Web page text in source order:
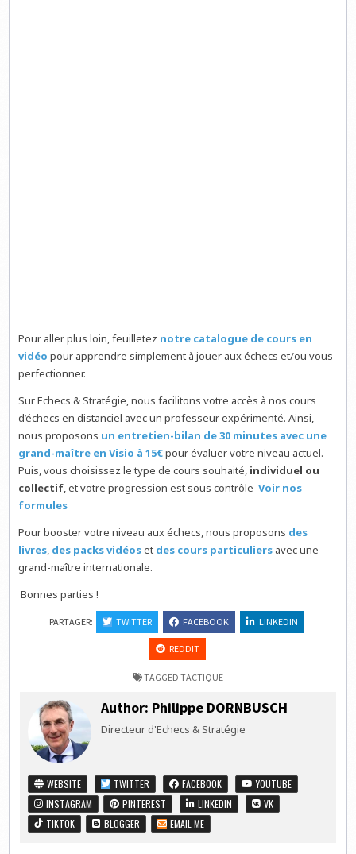
Pour aller plus loin, feuilletez notre catalogue de cours en
vidéo pour apprendre simplement à jouer aux échecs et/ou vous
perfectionner.
Sur Echecs & Stratégie, nous facilitons votre accès à nos cours
d’échecs en distanciel avec un professeur expérimenté. Ainsi,
nous proposons un entretien-bilan de 30 minutes avec une
grand-maître en Visio à 15€pour évaluer votre niveau actuel.
Puis, vous choisissez le type de cours souhaité, individuel ou
collectif, et votre progression est sous contrôleVoir nos
formules
Pour booster votre niveau aux échecs, nous proposons des
livres, des packs vidéoset des cours particuliers avec une
grand-maître internationale.
Bonnes parties !
PARTAGER: TWITTER FACEBOOK LINKEDIN
REDDIT
TAGGED TACTIQUE
Author: Philippe DORNBUSCH
Directeur d'Echecs & Stratégie
WEBSITE TWITTER FACEBOOK
YOUTUBE
INSTAGRAM
PINTEREST LINKEDIN
VK
TIKTOK
BLOGGER EMAIL ME